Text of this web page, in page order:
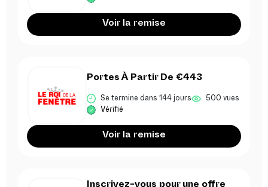
Voir la remise
Portes À Partir De €443
Se termine dans 144 jours 500 vues
Vérifié
Voir la remise
Inscrivez-vous pour une offre